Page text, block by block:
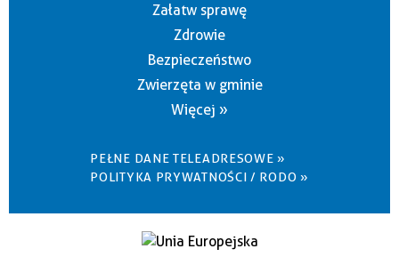
Załatw sprawę
Zdrowie
Bezpieczeństwo
Zwierzęta w gminie
Więcej »
PEŁNE DANE TELEADRESOWE »
POLITYKA PRYWATNOŚCI / RODO »